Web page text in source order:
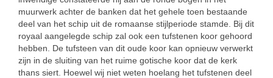
muurwerk achter de banken dat het gehele toen bestaande
deel van het schip uit de romaanse stijlperiode stamde. Bij dit
royaal aangelegde schip zal ook een tufstenen koor gehoord
hebben. De tufsteen van dit oude koor kan opnieuw verwerkt
zijn in de sluiting van het ruime gotische koor dat de kerk
thans siert. Hoewel wij niet weten hoelang het tufstenen deel